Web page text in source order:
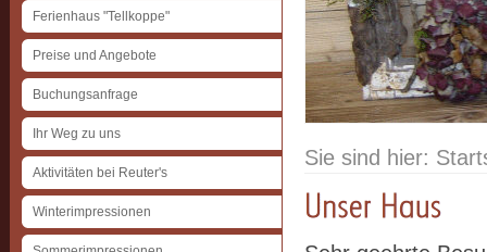
Ferienhaus "Tellkoppe"
Preise und Angebote
Buchungsanfrage
Ihr Weg zu uns
Aktivitäten bei Reuter's
Winterimpressionen
Sie sind hier: